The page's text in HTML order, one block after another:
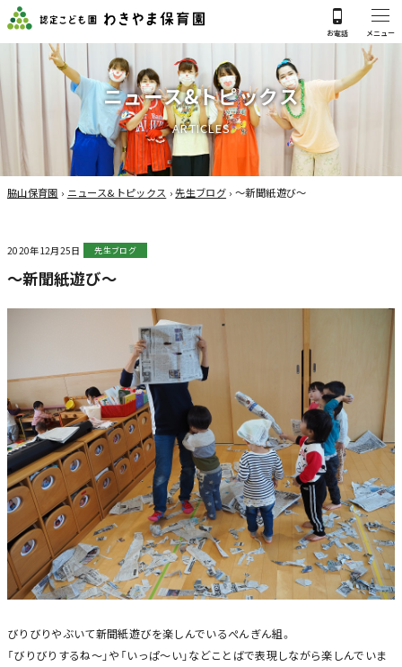
ニュース&トピックス
ARTICLES
脇山保育園 › ニュース&トピックス ›先生ブログ ›～新聞紙遊び～
2020年12月25日 先生ブログ
～新聞紙遊び～
びりびりやぶいて新聞紙遊びを楽しんでいるぺんぎん組。
「びりびりするね～」や「いっぱ～い」などことばで表現しながら楽しんでいま